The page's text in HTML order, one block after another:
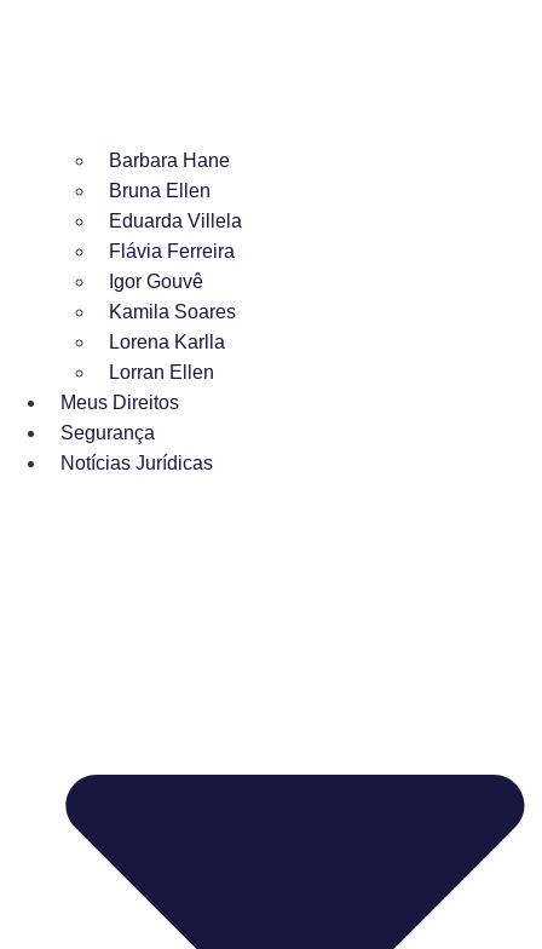
Barbara Hane
Bruna Ellen
Eduarda Villela
Flávia Ferreira
Igor Gouvê
Kamila Soares
Lorena Karlla
Lorran Ellen
Meus Direitos
Segurança
Notícias Jurídicas